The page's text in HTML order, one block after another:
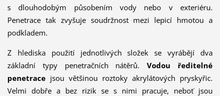
s dlouhodobým působením vody nebo v exteriéru.
Penetrace tak zvyšuje soudržnost mezi lepicí hmotou a
podkladem.
Z hlediska použití jednotlivých složek se vyrábějí dva
základní typy penetračních nátěrů.Vodou ředitelné
penetracejsou většinou roztoky akrylátových pryskyřic.
Velmi dobře a bez rizik se s nimi pracuje, neboť jsou